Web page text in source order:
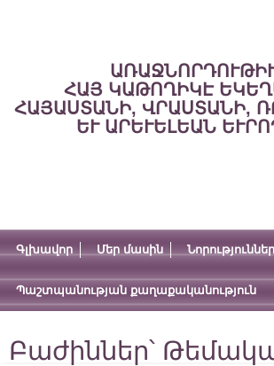
ՀԱՅ ԿԱԹՈՂԻԿԷ
ՀԱՅԱՍՏԱՆԻ, ՎՐԱՍՏԱՆԻ,
ԵՒ ԱՐԵՒԵԼԵԱՆ
Գլխավոր Մեր մասին Նորություններ
Պաշտպանության քաղաքականություն
Բաժիններ՝